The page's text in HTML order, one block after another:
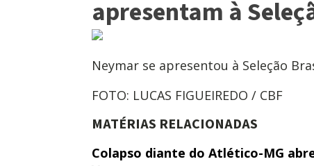
apresentam à
Neymar se apresentou à Seleção
FOTO: LUCAS FIGUEIREDO / CBF
MATÉRIAS RELACIONADAS
Colapso diante do Atlético-MG